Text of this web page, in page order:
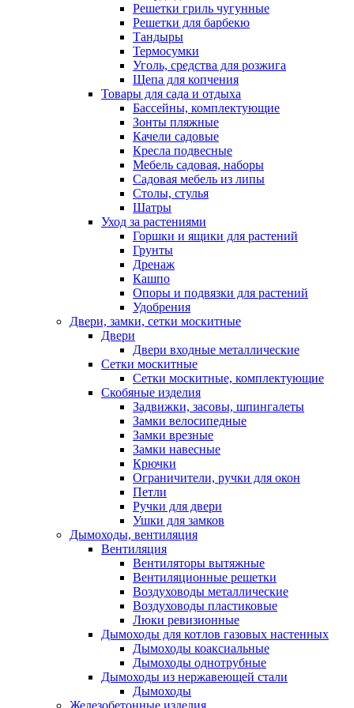
Решетки гриль чугунные
Решетки для барбекю
Тандыры
Термосумки
Уголь, средства для розжига
Щепа для копчения
Товары для сада и отдыха
Бассейны, комплектующие
Зонты пляжные
Качели садовые
Кресла подвесные
Мебель садовая, наборы
Садовая мебель из липы
Столы, стулья
Шатры
Уход за растениями
Горшки и ящики для растений
Грунты
Дренаж
Кашпо
Опоры и подвязки для растений
Удобрения
Двери, замки, сетки москитные
Двери
Двери входные металлические
Сетки москитные
Сетки москитные, комплектующие
Скобяные изделия
Задвижки, засовы, шпингалеты
Замки велосипедные
Замки врезные
Замки навесные
Крючки
Ограничители, ручки для окон
Петли
Ручки для двери
Ушки для замков
Дымоходы, вентиляция
Вентиляция
Вентиляторы вытяжные
Вентиляционные решетки
Воздуховоды металлические
Воздуховоды пластиковые
Люки ревизионные
Дымоходы для котлов газовых настенных
Дымоходы коаксиальные
Дымоходы однотрубные
Дымоходы из нержавеющей стали
Дымоходы
Железобетонные изделия